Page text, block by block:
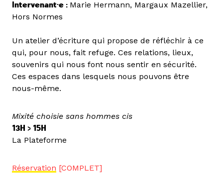
Intervenant·e : Marie Hermann, Margaux Mazellier,
Hors Normes
Un atelier d’écriture qui propose de réfléchir à ce
qui, pour nous, fait refuge. Ces relations, lieux,
souvenirs qui nous font nous sentir en sécurité.
Ces espaces dans lesquels nous pouvons être
nous-même.
Mixité choisie sans hommes cis
13H > 15H
La Plateforme
Réservation [COMPLET]